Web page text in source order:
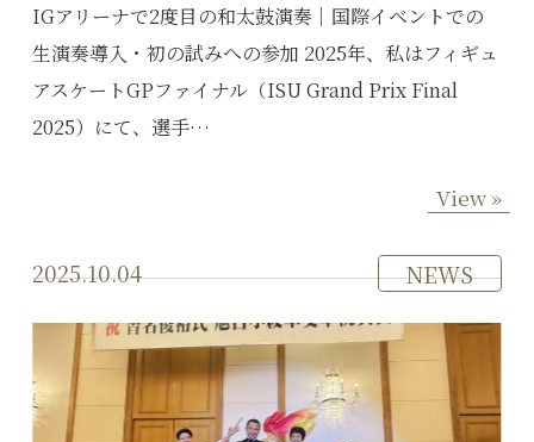
IGアリーナで2度目の和太鼓演奏｜国際イベントでの
生演奏導入・初の試みへの参加 2025年、私はフィギュ
アスケートGPファイナル（ISU Grand Prix Final
2025）にて、選手…
View »
2025.10.04 NEWS